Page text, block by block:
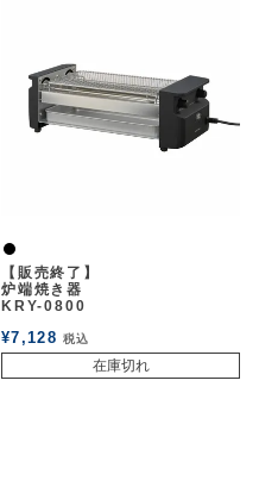
黒
【販売終了】
炉端焼き器
KRY-0800
¥7,128 税込
在庫切れ